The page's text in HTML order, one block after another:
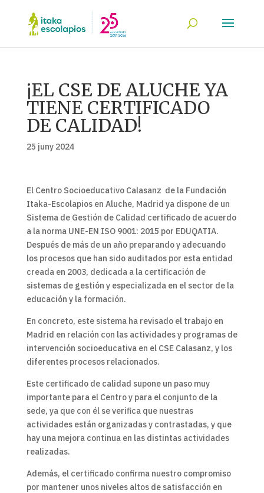
¡EL CSE DE ALUCHE YA
TIENE CERTIFICADO
DE CALIDAD!
25 juny 2024
El Centro Socioeducativo Calasanz de la Fundación
Itaka-Escolapios en Aluche, Madrid ya dispone de un
Sistema de Gestión de Calidad certificado de acuerdo
a la norma UNE-EN ISO 9001: 2015 por EDUQATIA.
Después de más de un año preparando y adecuando
los procesos que han sido auditados por esta entidad
creada en 2003, dedicada a la certificación de
sistemas de gestión y especializada en el sector de la
educación y la formación.
En concreto, este sistema ha revisado el trabajo en
Madrid en relación con las actividades y programas de
intervención socioeducativa en el CSE Calasanz, y los
diferentes procesos relacionados.
Este certificado de calidad supone un paso muy
importante para el Centro y para el conjunto de la
sede, ya que con él se verifica que nuestras
actividades están organizadas y contrastadas, y que
hay una mejora continua en las distintas actividades
realizadas.
Además, el certificado confirma nuestro compromiso
por mantener unos niveles altos de satisfacción en